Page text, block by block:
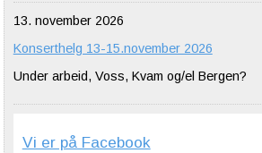
13. november 2026
Konserthelg 13-15.november 2026
Under arbeid, Voss, Kvam og/el Bergen?
Vi er på Facebook